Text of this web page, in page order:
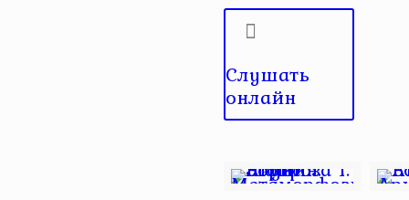
Слушать
онлайн